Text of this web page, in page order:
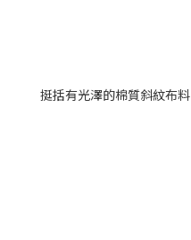
挺括有光澤的棉質斜紋布料